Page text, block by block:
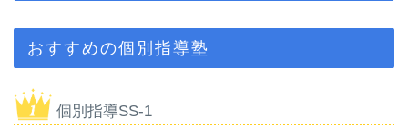
おすすめの個別指導塾
個別指導SS-1